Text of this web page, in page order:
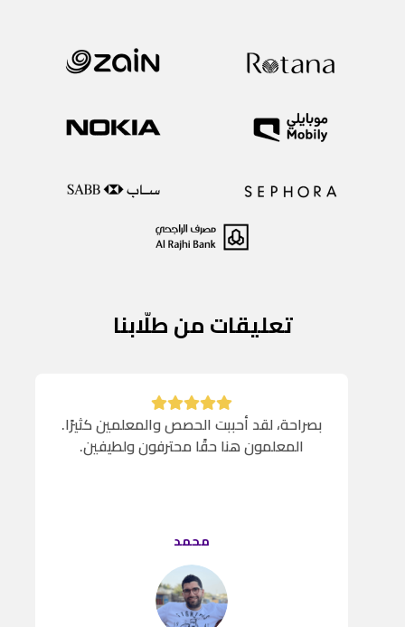
تعليقات من طلّابنا
بصراحة، لقد أحببت الحصص والمعلمين كثيرًا.
المعلمون هنا حقًا محترفون ولطيفين.
محمد